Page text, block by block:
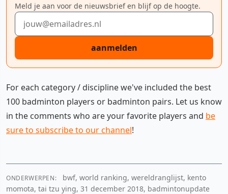
Meld je aan voor de nieuwsbrief en blijf op de hoogte.
E-mailadres
aanmelden
For each category / discipline we've included the best
100 badminton players or badminton pairs. Let us know
in the comments who are your favorite players and be
sure to subscribe to our channel!
YouTube video
ONDERWERPEN:
bwf, world ranking, wereldranglijst, kento
momota, tai tzu ying, 31 december 2018, badmintonupdate